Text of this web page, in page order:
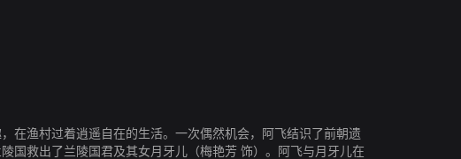
在渔村过着逍遥自在的生活。一次偶然机会，阿飞结识了前朝遗
国救出了兰陵国君及其女月牙儿（梅艳芳 饰）。阿飞与月牙儿在